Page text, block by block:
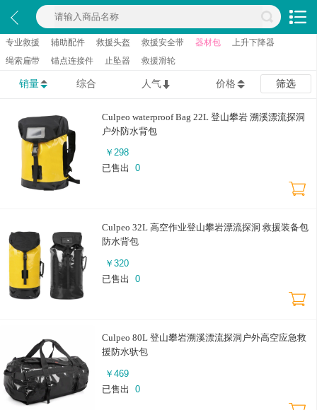
专业救援 辅助配件 救援头盔 救援安全带 器材包
上升下降器
绳索扁带
锚点连接件 止坠器 救援滑轮
销量 综合 人气 价格 筛选
Culpeo waterproof Bag 22L 登山攀岩 溯溪漂流探洞
户外防水背包
￥ 298
已售出
0
Culpeo 32L 高空作业登山攀岩漂流探洞 救援装备包
防水背包
￥ 320
已售出
0
Culpeo 80L 登山攀岩溯溪漂流探洞户外高空应急救
援防水驮包
￥ 469
已售出
0